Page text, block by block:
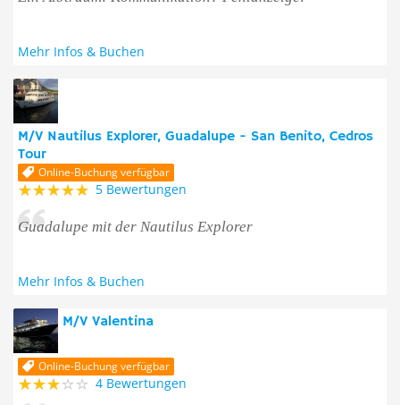
Mehr Infos & Buchen
M/V Nautilus Explorer, Guadalupe - San Benito, Cedros
Tour
Online-Buchung verfügbar
5 Bewertungen
Guadalupe mit der Nautilus Explorer
Mehr Infos & Buchen
M/V Valentina
Online-Buchung verfügbar
4 Bewertungen